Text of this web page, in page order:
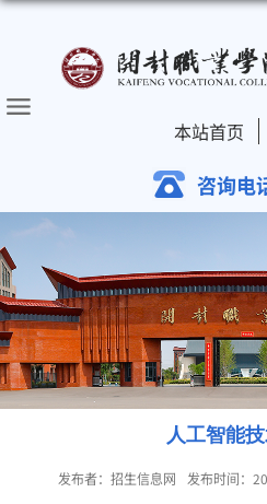
本站首页
咨询电
人工智能
发布者：招生信息网 发布时间：